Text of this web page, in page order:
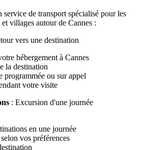
service de transport spécialisé pour les
villages autour de Cannes :
vers une destination
hébergement à Cannes
la destination
programmée ou sur appel
votre visite
: Excursion d'une journée
en une journée
vos préférences